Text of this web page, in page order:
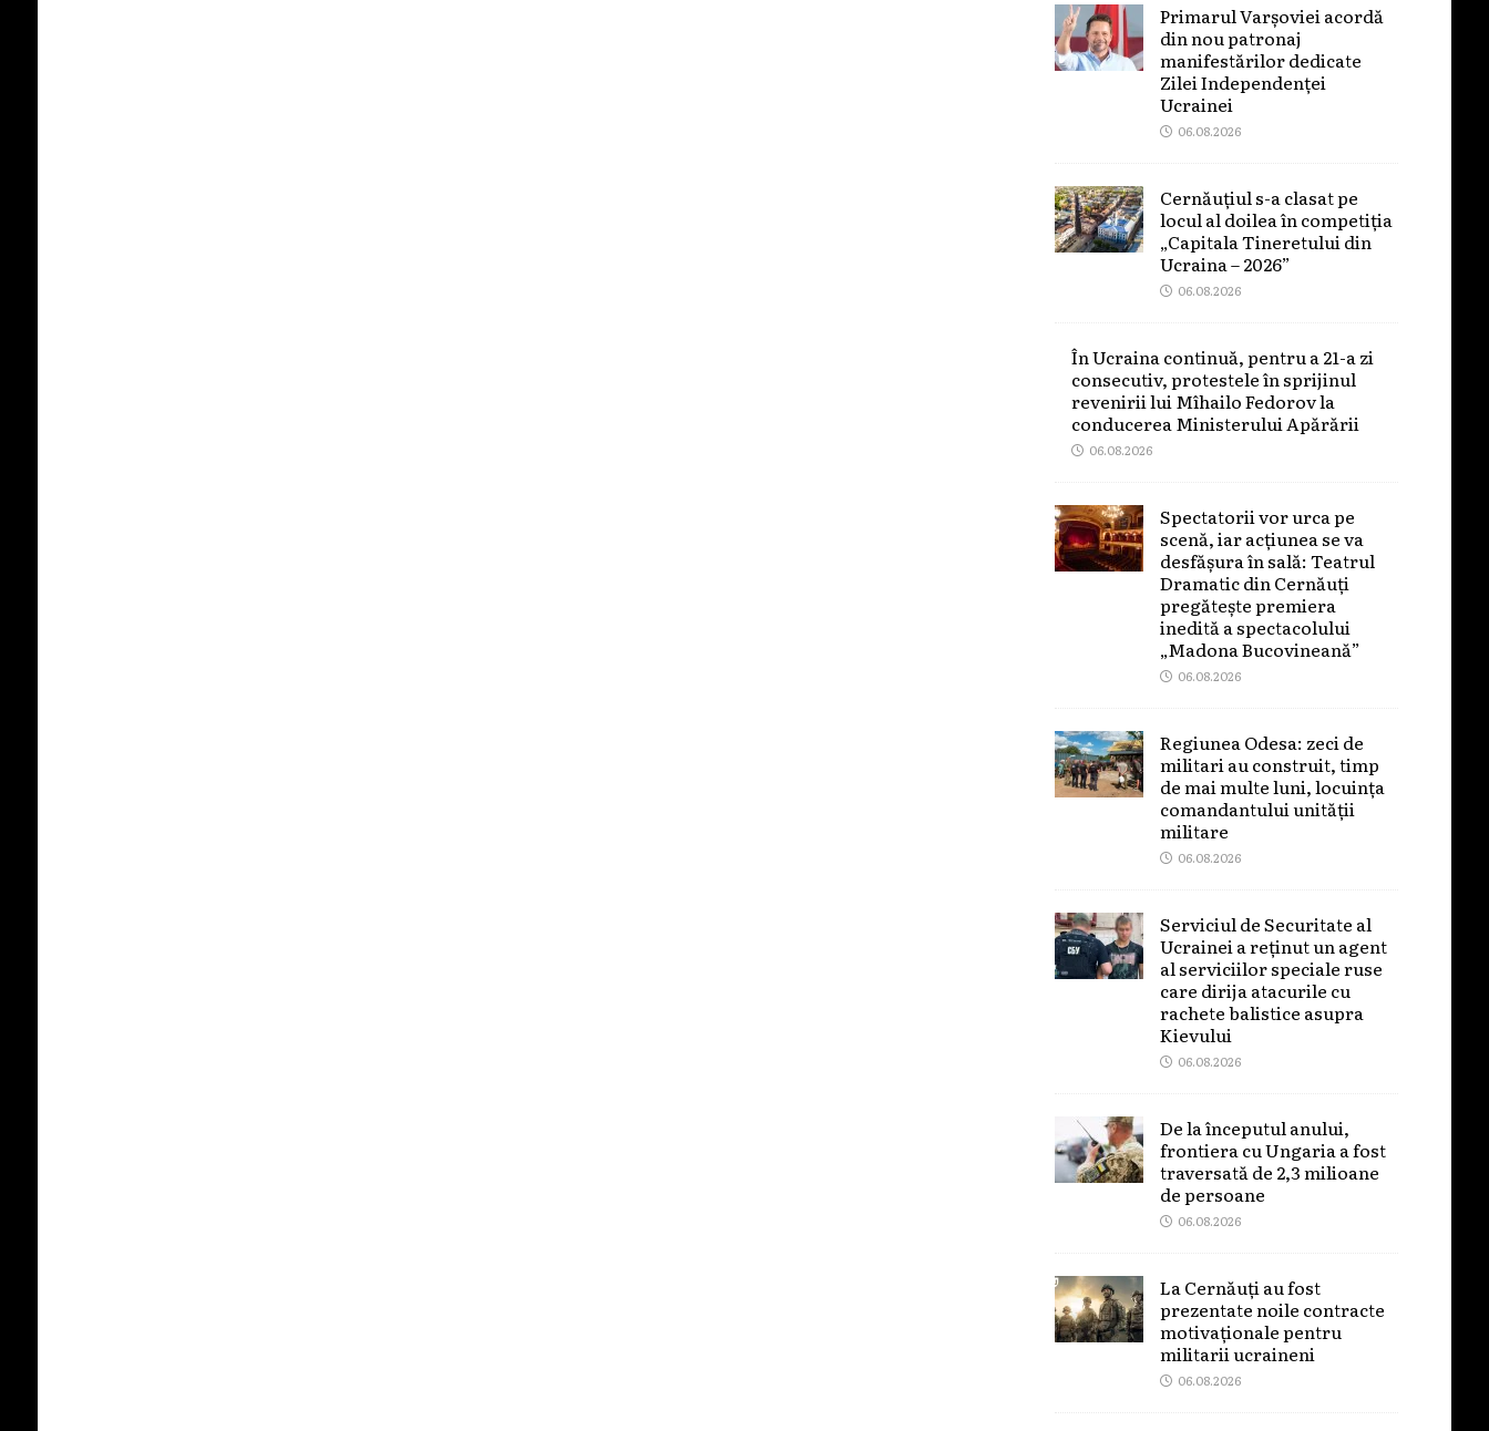
Primarul Varșoviei acordă
din nou patronaj
manifestărilor dedicate
Zilei Independenței
Ucrainei
06.08.2026
Cernăuțiul s-a clasat pe
locul al doilea în competiția
„Capitala Tineretului din
Ucraina – 2026”
06.08.2026
În Ucraina continuă, pentru a 21-a zi
consecutiv, protestele în sprijinul
revenirii lui Mîhailo Fedorov la
conducerea Ministerului Apărării
06.08.2026
Spectatorii vor urca pe
scenă, iar acțiunea se va
desfășura în sală: Teatrul
Dramatic din Cernăuți
pregătește premiera
inedită a spectacolului
„Madona Bucovineană”
06.08.2026
Regiunea Odesa: zeci de
militari au construit, timp
de mai multe luni, locuința
comandantului unității
militare
06.08.2026
Serviciul de Securitate al
Ucrainei a reținut un agent
al serviciilor speciale ruse
care dirija atacurile cu
rachete balistice asupra
Kievului
06.08.2026
De la începutul anului,
frontiera cu Ungaria a fost
traversată de 2,3 milioane
de persoane
06.08.2026
La Cernăuți au fost
prezentate noile contracte
motivaționale pentru
militarii ucraineni
06.08.2026